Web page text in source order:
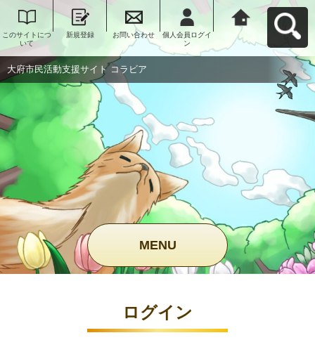
このサイトにつ
いて
新規登録 お問い合わせ
個人会員ログイ
ン
大府市民活動支
援サイト コラビ
アへ戻る
大府市民活動支援サイト コラビア
MENU
ログイン